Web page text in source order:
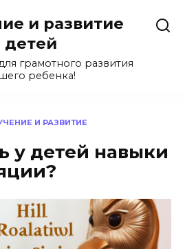
и развитие
детей
грамотного развития
ребенка!
И РАЗВИТИЕ
у детей навыки